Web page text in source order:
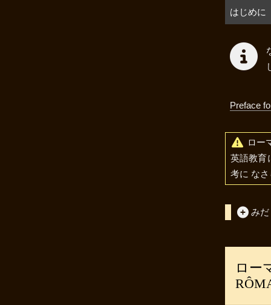
はじめに
Preface
ロー
英語教育
考に な
みだ
ロー